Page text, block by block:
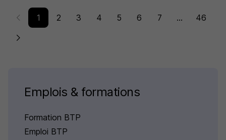
1 2 3 4 5 6 7 ... 46
Emplois & formations
Formation BTP
Emploi BTP